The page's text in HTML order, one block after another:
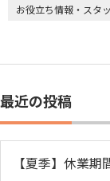
お役立ち情報・スタ
最近の投稿
【夏季】休業